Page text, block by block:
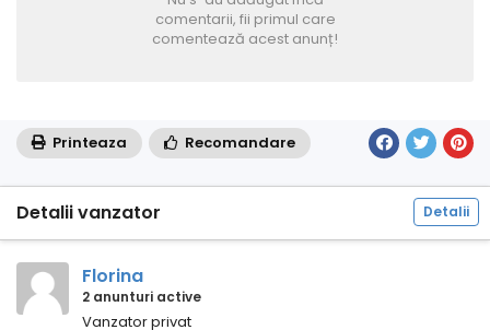
comentarii, fii primul care
comentează acest anunț!
Printeaza Recomandare
Detalii vanzator Detalii
Florina
2 anunturi active
Vanzator privat